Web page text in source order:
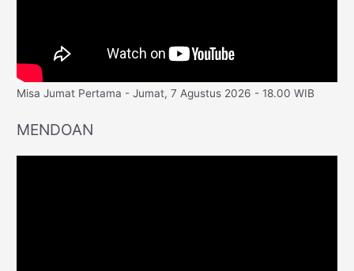
Misa Jumat Pertama - Jumat, 7 Agustus 2026 - 18.00 WIB
MENDOAN